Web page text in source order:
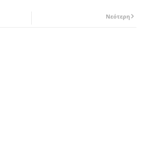
Νεότερη